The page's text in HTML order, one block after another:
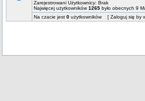
Zarejestrowani Użytkownicy: Brak
Najwięcej użytkowników1265 było obecnych 9
Na czacie jest 0 użytkowników [ Zaloguj się by